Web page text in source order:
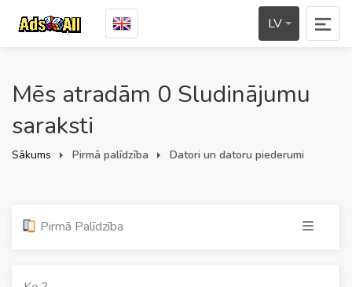
LV
Mēs atradām 0 Sludinājumu
saraksti
Sākums Pirmā palīdzība Datori un datoru piederumi
Pirmā Palīdzība